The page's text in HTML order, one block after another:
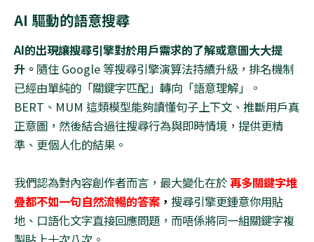
AI 驅動的語意搜尋
AI的出現讓搜尋引擎對於用戶需求的了解或意圖大大提
升。 隨住 Google等搜尋引擎演算法持續升級，排名機制
已經由單純的「關鍵字匹配」轉向「語意理解」。
BERT 、 MUM 這類模型能夠讀懂句子上下文、推斷用戶真
正意圖，然後結合過往搜尋行為與即時情境，提供更精
準、更個人化的結果。
我們認為對內容創作者而言，最大變化在於再多關鍵字堆
疊都不如一句自然流暢的答案 ， 搜尋引擎更鍾意你用貼
地、口語化文字直接回應問題，而唔係將同一組關鍵字複